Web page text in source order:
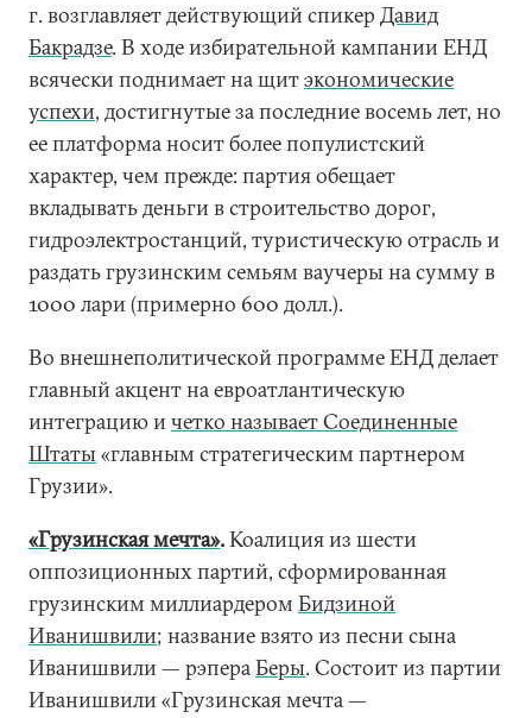
г. возглавляет действующий спикер Давид
Бакрадзе. В ходе избирательной кампании ЕНД
всячески поднимает на щитэкономические
успехи, достигнутые за последние восемь лет, но
ее платформа носит более популистский
характер, чем прежде: партия обещает
вкладывать деньги в строительство дорог,
гидроэлектростанций, туристическую отрасль и
раздать грузинским семьям ваучеры на сумму в
1000 лари (примерно 600 долл.).
Во внешнеполитической программе ЕНД делает
главный акцент на евроатлантическую
интеграцию ичетко называет Соединенные
Штаты«главным стратегическим партнером
Грузии».
«Грузинская мечта».Коалиция из шести
оппозиционных партий, сформированная
грузинским миллиардером Бидзиной
Иванишвили; название взято из песни сына
Иванишвили — рэпераБеры. Состоит из партии
Иванишвили «Грузинская мечта —